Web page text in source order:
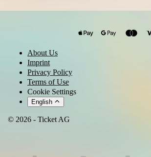
© 2026 - Ticket AG
About Us
Imprint
Privacy Policy
Terms of Use
Cookie Settings
English